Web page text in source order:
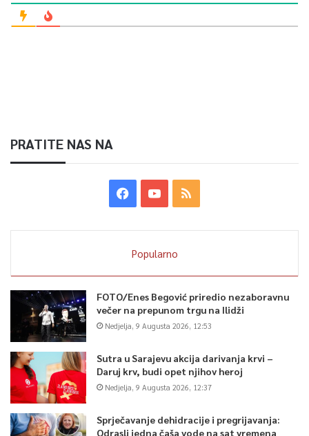
PRATITE NAS NA
Popularno
FOTO/Enes Begović priredio nezaboravnu
večer na prepunom trgu na Ilidži
Nedjelja, 9 Augusta 2026, 12:53
Sutra u Sarajevu akcija darivanja krvi –
Daruj krv, budi opet njihov heroj
Nedjelja, 9 Augusta 2026, 12:37
Sprječavanje dehidracije i pregrijavanja:
Odrasli jedna čaša vode na sat vremena